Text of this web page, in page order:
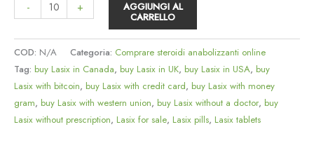
- + AGGIUNGI AL
CARRELLO
COD: N/A Categoria: Comprare steroidi anabolizzanti online
Tag: buy Lasix in Canada, buy Lasix in UK, buy Lasix in USA, buy
Lasix with bitcoin, buy Lasix with credit card, buy Lasix with money
gram, buy Lasix with western union, buy Lasix without a doctor, buy
Lasix without prescription, Lasix for sale, Lasix pills, Lasix tablets